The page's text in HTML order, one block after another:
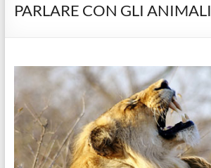
PARLARE CON GLI ANIMALI